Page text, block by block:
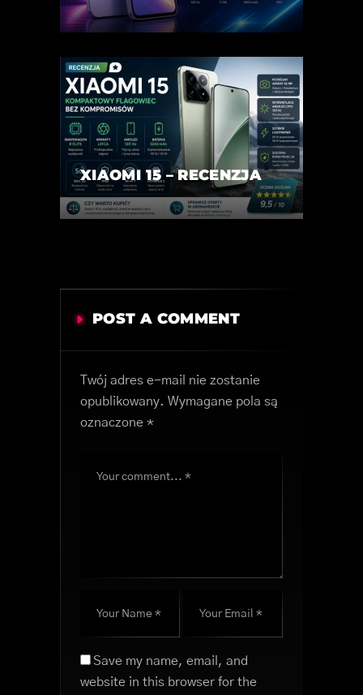
XIAOMI 15 – RECENZJA
POST A COMMENT
Twój adres e-mail nie zostanie
opublikowany. Wymagane pola są
oznaczone *
Save my name, email, and
website in this browser for the